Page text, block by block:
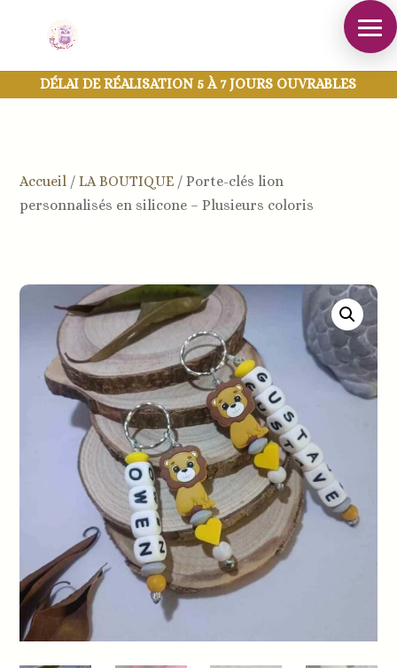
DÉLAI DE RÉALISATION 5 À 7 JOURS OUVRABLES
Accueil /LA BOUTIQUE /Porte-clés lion
personnalisés en silicone – Plusieurs coloris